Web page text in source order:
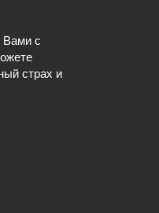
с
страх и